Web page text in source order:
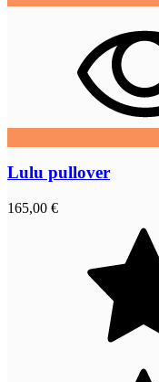
Lulu pullover
165,00 €